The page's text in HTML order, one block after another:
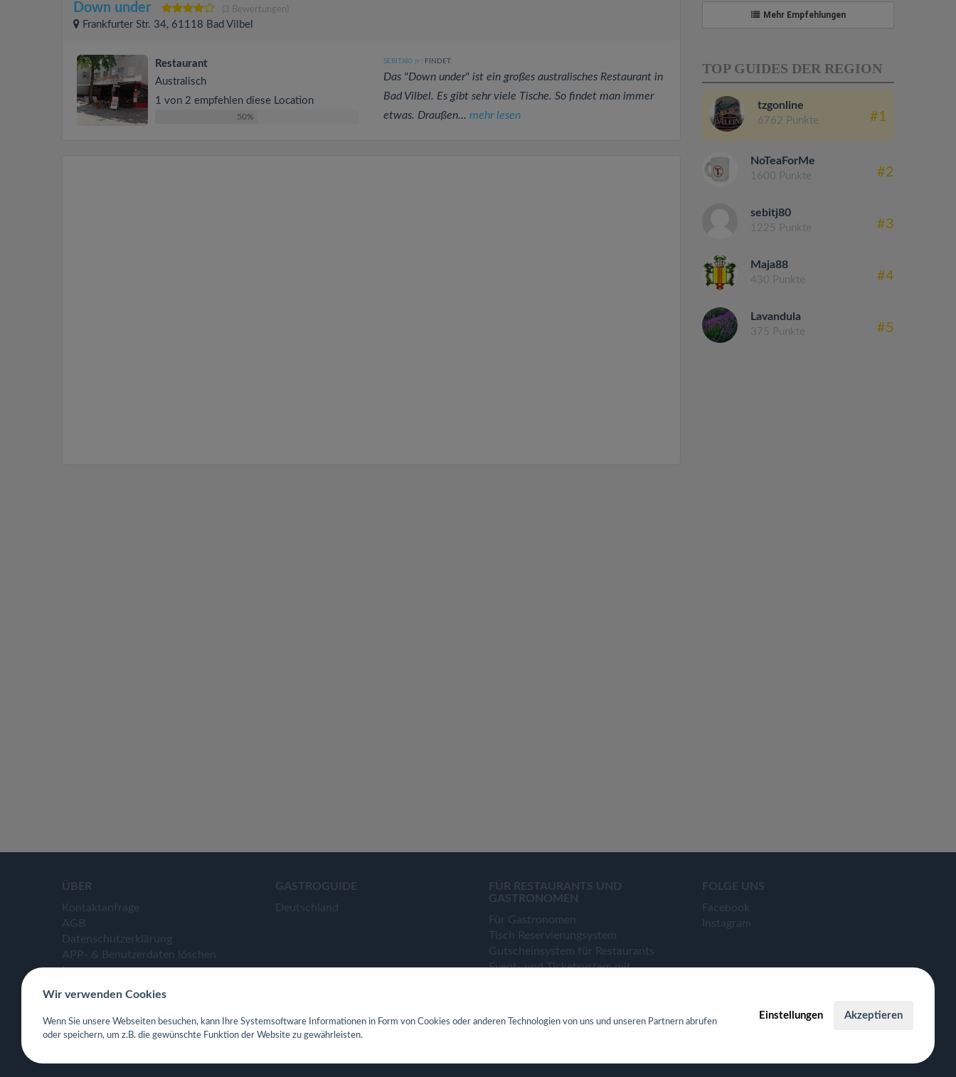
Down under (3 Bewertungen)
Frankfurter Str. 34, 61118 Bad Vilbel
Restaurant
Australisch
1 von 2 empfehlen diese Location
50%
SEBITJ80 (9 )FINDET:
Das "Down under" ist ein großes australisches Restaurant in
Bad Vilbel. Es gibt sehr viele Tische. So findet man immer
etwas. Draußen... mehr lesen
Mehr Empfehlungen
TOP GUIDES DER REGION
tzgonline
6762 Punkte #1
NoTeaForMe
1600 Punkte #2
sebitj80
1225 Punkte #3
Maja88
430 Punkte #4
Lavandula
375 Punkte #5
ÜBER
Kontaktanfrage
AGB
Datenschutzerklärung
APP- & Benutzerdaten löschen
Impressum
GASTROGUIDE
Deutschland
FÜR RESTAURANTS UND
GASTRONOMEN
Für Gastronomen
Tisch Reservierungsystem
Gutscheinsystem für Restaurants
Event- und Ticketsystem mit
Webseiten für Restaurant
FOLGE UNS
Facebook
Instagram
Wir verwenden Cookies
Wenn Sie unsere Webseiten besuchen, kann Ihre Systemsoftware Informationen in Form von Cookies oder anderen Technologien von uns und unseren Partnern abrufen
oder speichern, um z.B. die gewünschte Funktion der Website zu gewährleisten.
Einstellungen Akzeptieren